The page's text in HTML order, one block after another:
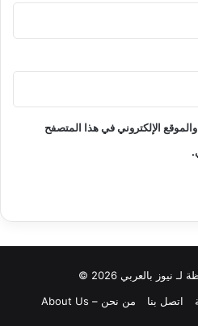
الإلكتروني في هذا المتصفح
بالعربي 2026 ©
اتصل بنا من نحن – About Us